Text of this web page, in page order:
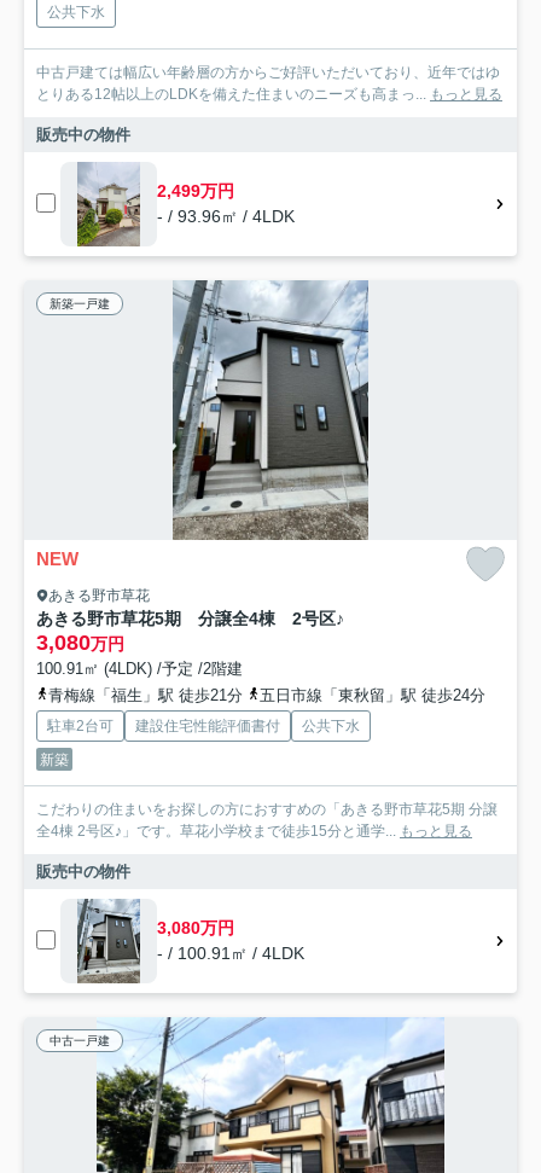
公共下水
中古戸建ては幅広い年齢層の方からご好評いただいており、近年ではゆ
とりある12帖以上のLDKを備えた住まいのニーズも高まっ... もっと見る
販売中の物件
2,499万円
- / 93.96㎡ / 4LDK
新築一戸建
NEW
あきる野市草花
あきる野市草花5期 分譲全4棟 2号区♪
3,080万円
100.91㎡ (4LDK) /予定 /2階建
青梅線「福生」駅 徒歩21分
五日市線「東秋留」駅 徒歩24分
駐車2台可 建設住宅性能評価書付
公共下水
新築
こだわりの住まいをお探しの方におすすめの「あきる野市草花5期 分譲
全4棟 2号区♪」です。草花小学校まで徒歩15分と通学... もっと見る
販売中の物件
3,080万円
- / 100.91㎡ / 4LDK
中古一戸建